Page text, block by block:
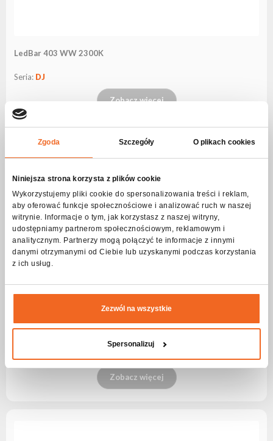
Zgoda Szczegóły O plikach cookies
Niniejsza strona korzysta z plików cookie
Wykorzystujemy pliki cookie do spersonalizowania treści i reklam,
aby oferować funkcje społecznościowe i analizować ruch w naszej
witrynie. Informacje o tym, jak korzystasz z naszej witryny,
udostępniamy partnerom społecznościowym, reklamowym i
analitycznym. Partnerzy mogą połączyć te informacje z innymi
danymi otrzymanymi od Ciebie lub uzyskanymi podczas korzystania
z ich usług.
Zezwól na wszystkie
Spersonalizuj
LedBar 403 WW 2300K
Seria: DJ
Zobacz więcej
LedBar 403 RGB
Zobacz więcej